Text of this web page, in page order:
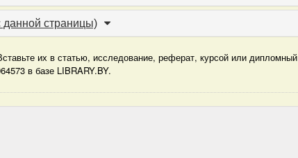
страницы)
их в статью, исследование, реферат, курсой или дипломный
в базе LIBRARY.BY.